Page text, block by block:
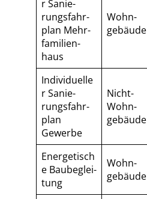
r Sa­nie­
rungs­fahr­
plan Mehr­
fa­mi­li­en­
haus
Wohn­
gebäude
Individuelle
r Sa­nie­
rungs­fahr­
plan
Gewerbe
Nicht-
Wohn­
gebäude
Energetisch
e Baubeglei­
tung
Wohn­
gebäude